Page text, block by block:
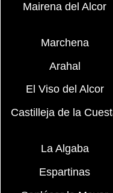
Mairena del Alcor
Marchena
Arahal
El Viso del Alcor
Castilleja de la
La Algaba
Espartinas